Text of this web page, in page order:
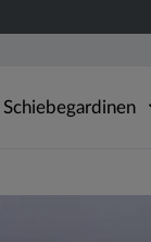
Schiebegardinen